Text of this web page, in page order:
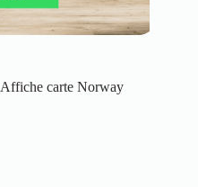
Affiche carte Norway